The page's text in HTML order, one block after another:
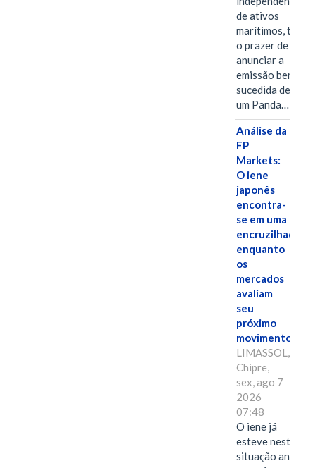
de ativos
marítimos, tem
o prazer de
anunciar a
emissão bem-
sucedida de
um Panda…
Análise da
FP
Markets:
O iene
japonês
encontra-
se em uma
encruzilhada
enquanto
os
mercados
avaliam
seu
próximo
movimento.
LIMASSOL,
Chipre,
sex, ago 7
2026
07:48
O iene já
esteve nesta
situação antes